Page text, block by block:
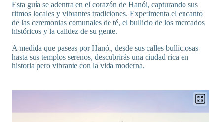
Esta guía se adentra en el corazón de Hanói, capturando sus
ritmos locales y vibrantes tradiciones. Experimenta el encanto
de las ceremonias comunales de té, el bullicio de los mercados
históricos y la calidez de su gente.
A medida que paseas por Hanói, desde sus calles bulliciosas
hasta sus templos serenos, descubrirás una ciudad rica en
historia pero vibrante con la vida moderna.